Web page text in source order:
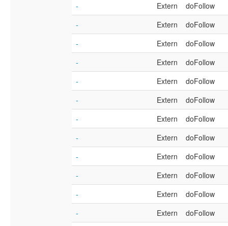
-
Extern
doFollow
-
Extern
doFollow
-
Extern
doFollow
-
Extern
doFollow
-
Extern
doFollow
-
Extern
doFollow
-
Extern
doFollow
-
Extern
doFollow
-
Extern
doFollow
-
Extern
doFollow
-
Extern
doFollow
-
Extern
doFollow